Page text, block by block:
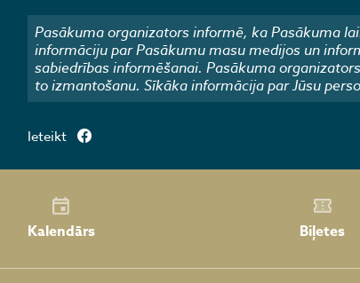
Pasākuma organizators informē, ka Pasākuma
informāciju par Pasākumu masu medijos un
sabiedrības informēšanai. Pasākuma
to izmantošanu. Sīkāka informācija par Jūsu
Ieteikt
Kalendārs Biļetes